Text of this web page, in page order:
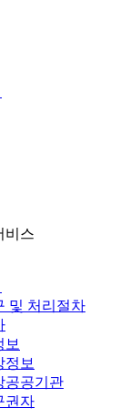
비스
및 처리절차
보
정보
공공기관
권자